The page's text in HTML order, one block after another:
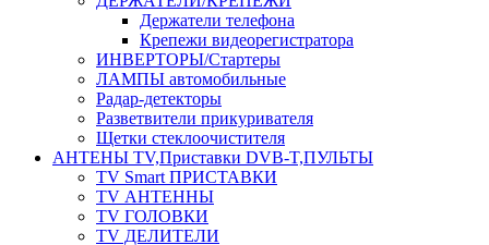
Держатели телефона
Крепежи видеорегистратора
ИНВЕРТОРЫ/Стартеры
ЛАМПЫ автомобильные
Радар-детекторы
Разветвители прикуривателя
Щетки стеклоочистителя
АНТЕНЫ ТV,Приставки DVB-T,ПУЛЬТЫ
TV Smart ПРИСТАВКИ
TV АНТЕННЫ
TV ГОЛОВКИ
TV ДЕЛИТЕЛИ